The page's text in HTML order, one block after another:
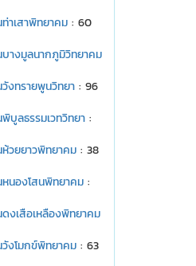
ท่าเสาพิทยาคม: 60
บางมูลนากภูมิวิทยาคม
วังทรายพูนวิทยา: 96
พิบูลธรรมเวทวิทยา:
ห้วยยาวพิทยาคม: 38
หนองโสนพิทยาคม:
ดงเสือเหลืองพิทยาคม
วังโมกข์พิทยาคม: 63